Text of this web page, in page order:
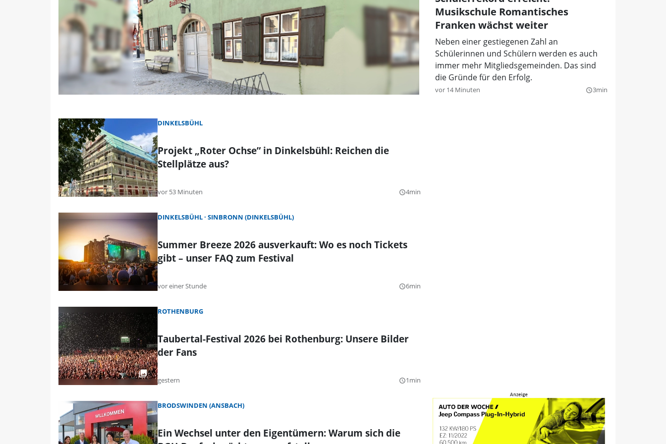
Musikschule Romantisches
Franken wächst weiter
Neben einer gestiegenen Zahl an
Schülerinnen und Schülern werden es auch
immer mehr Mitgliedsgemeinden. Das sind
die Gründe für den Erfolg.
vor 14 Minuten query_builder3min
DINKELSBÜHL
Projekt „Roter Ochse” in Dinkelsbühl: Reichen die
Stellplätze aus?
vor 53 Minuten query_builder4min
DINKELSBÜHL SINBRONN (DINKELSBÜHL)
Summer Breeze 2026 ausverkauft: Wo es noch Tickets
gibt – unser FAQ zum Festival
vor einer Stunde query_builder6min
ROTHENBURG
Taubertal-Festival 2026 bei Rothenburg: Unsere Bilder
der Fans
gestern query_builder1min
BRODSWINDEN (ANSBACH)
Ein Wechsel unter den Eigentümern: Warum sich die